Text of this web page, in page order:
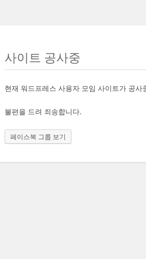
사이트 공사중
현재 워드프레스 사용자 모임 사이트가 공사
불편을 드려 죄송합니다.
페이스북 그룹 보기